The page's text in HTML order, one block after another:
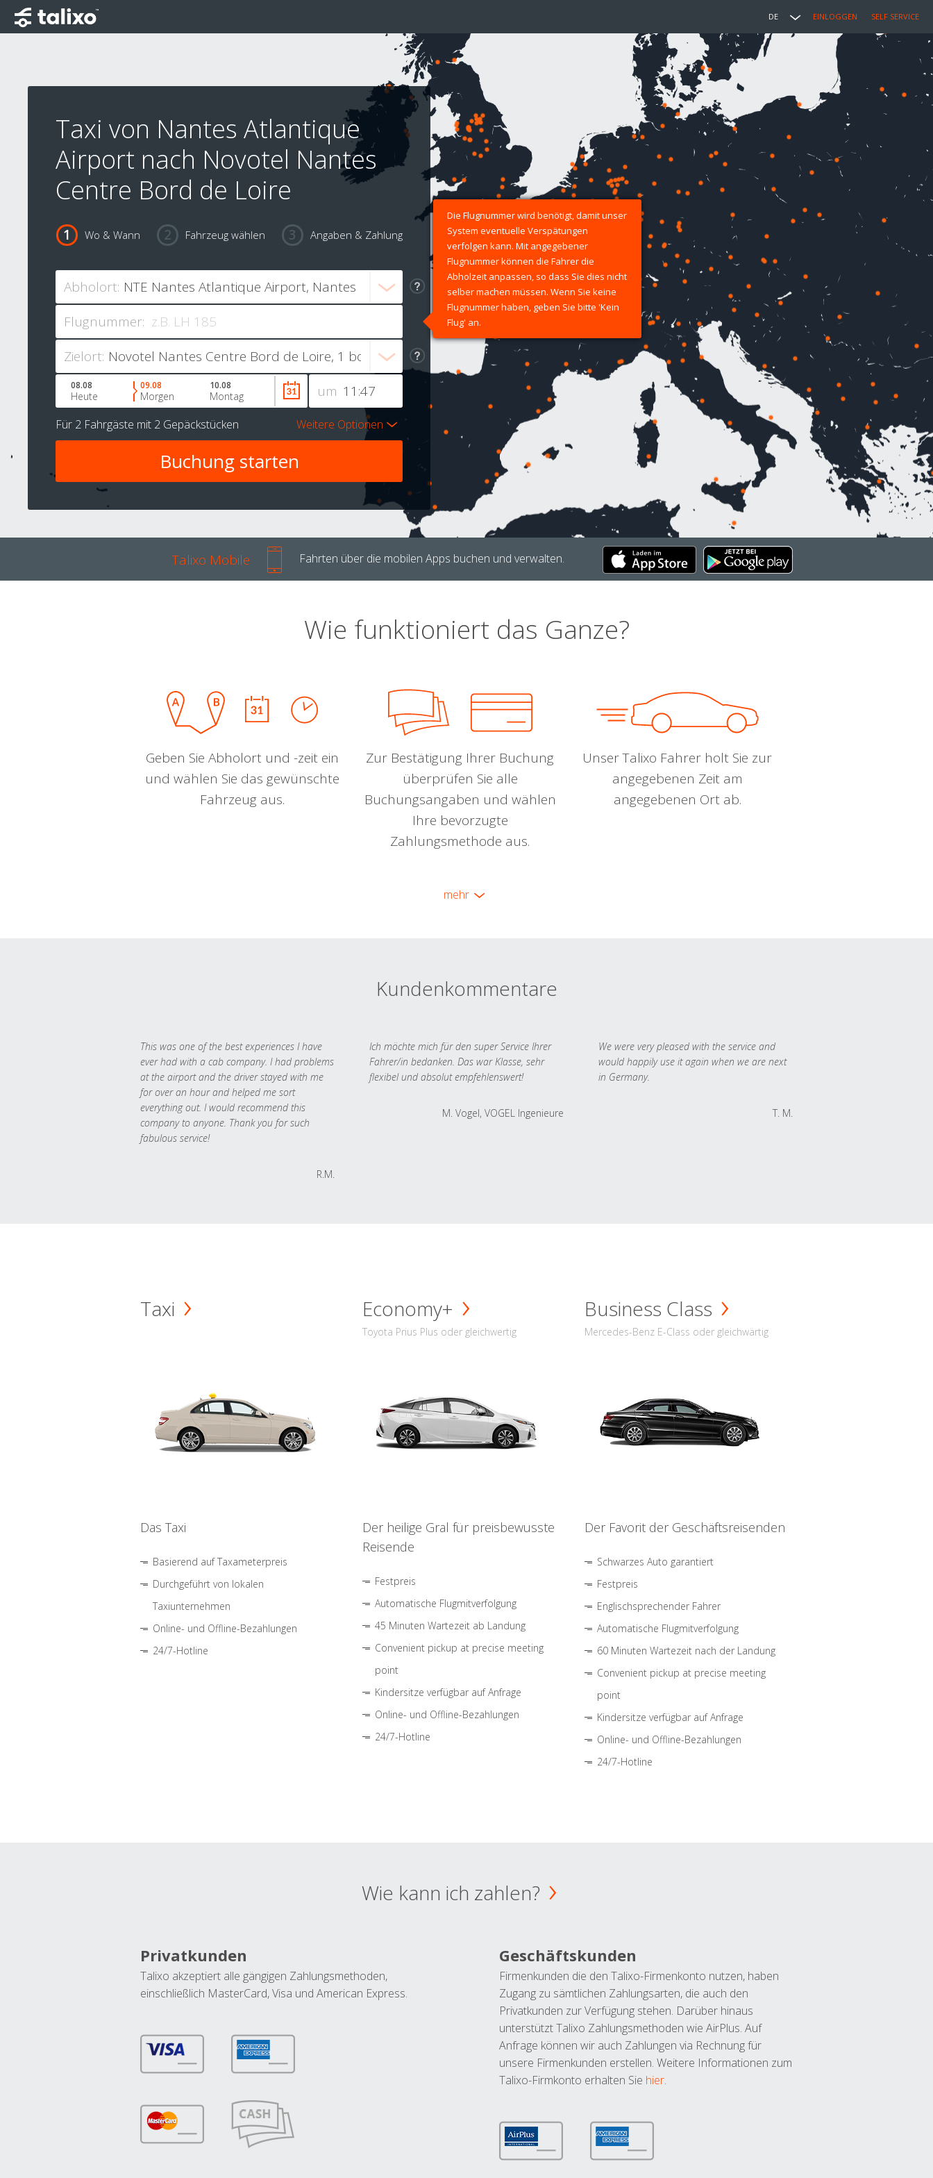
DE EINLOGGEN SELF SERVICE
Taxi von Nantes Atlantique
Airport nach Novotel Nantes
Centre Bord de Loire
Wo & Wann Fahrzeug wählen Angaben & Zahlung
Abholort:
Flugnummer:
Die Flugnummer wird benötigt, damit unser
System eventuelle Verspätungen
verfolgen kann. Mit angegebener
Flugnummer können die Fahrer die
Abholzeit anpassen, so dass Sie dies nicht
selber machen müssen. Wenn Sie keine
Flugnummer haben, geben Sie bitte 'Kein
Flug' an.
Zielort:
um
08.08
Heute
09.08
Morgen
10.08
Montag
Für 2 Fahrgäste mit 2 Gepäckstücken Weitere Optionen
Talixo Mobile Fahrten über die mobilen Apps buchen und verwalten.
Wie funktioniert das Ganze?
Geben Sie Abholort und -zeit ein
und wählen Sie das gewünschte
Fahrzeug aus.
Zur Bestätigung Ihrer Buchung
überprüfen Sie alle
Buchungsangaben und wählen
Ihre bevorzugte
Zahlungsmethode aus.
Unser Talixo Fahrer holt Sie zur
angegebenen Zeit am
angegebenen Ort ab.
mehr
Kundenkommentare
This was one of the best experiences I have
ever had with a cab company. I had problems
at the airport and the driver stayed with me
for over an hour and helped me sort
everything out. I would recommend this
company to anyone. Thank you for such
fabulous service!
R.M.
Ich möchte mich für den super Service Ihrer
Fahrer/in bedanken. Das war Klasse, sehr
flexibel und absolut empfehlenswert!
M. Vogel, VOGEL Ingenieure
We were very pleased with the service and
would happily use it again when we are next
in Germany.
T. M.
Taxi
Das Taxi
Basierend auf Taxameterpreis
Durchgeführt von lokalen
Taxiunternehmen
Online- und Offline-Bezahlungen
24/7-Hotline
Economy+
Toyota Prius Plus oder gleichwertig
Der heilige Gral für preisbewusste
Reisende
Festpreis
Automatische Flugmitverfolgung
45 Minuten Wartezeit ab Landung
Convenient pickup at precise meeting
point
Kindersitze verfügbar auf Anfrage
Online- und Offline-Bezahlungen
24/7-Hotline
Business Class
Mercedes-Benz E-Class oder gleichwärtig
Der Favorit der Geschäftsreisenden
Schwarzes Auto garantiert
Festpreis
Englischsprechender Fahrer
Automatische Flugmitverfolgung
60 Minuten Wartezeit nach der Landung
Convenient pickup at precise meeting
point
Kindersitze verfügbar auf Anfrage
Online- und Offline-Bezahlungen
24/7-Hotline
Wie kann ich zahlen?
Privatkunden
Talixo akzeptiert alle gängigen Zahlungsmethoden,
einschließlich MasterCard, Visa und American Express.
Geschäftskunden
Firmenkunden die den Talixo-Firmenkonto nutzen, haben
Zugang zu sämtlichen Zahlungsarten, die auch den
Privatkunden zur Verfügung stehen. Darüber hinaus
unterstützt Talixo Zahlungsmethoden wie AirPlus. Auf
Anfrage können wir auch Zahlungen via Rechnung für
unsere Firmenkunden erstellen. Weitere Informationen zum
Talixo-Firmkonto erhalten Sie hier.